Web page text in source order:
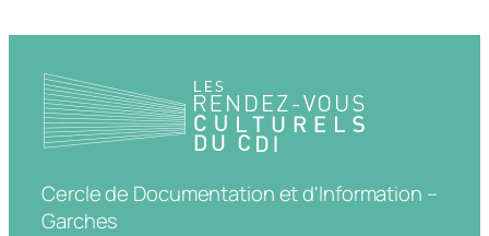
Cercle de Documentation et d'Information –
Garches